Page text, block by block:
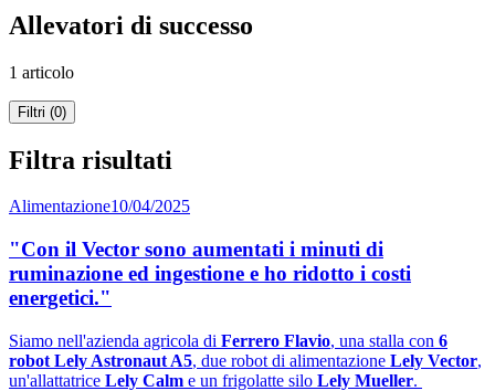
Allevatori di successo
1 articolo
Filtri (0)
Filtra risultati
Alimentazione10/04/2025
"Con il Vector sono aumentati i minuti di
ruminazione ed ingestione e ho ridotto i costi
energetici."
Siamo nell'azienda agricola di Ferrero Flavio, una stalla con 6
robot Lely Astronaut A5, due robot di alimentazione Lely Vector,
un'allattatrice Lely Calm e un frigolatte silo Lely Mueller.